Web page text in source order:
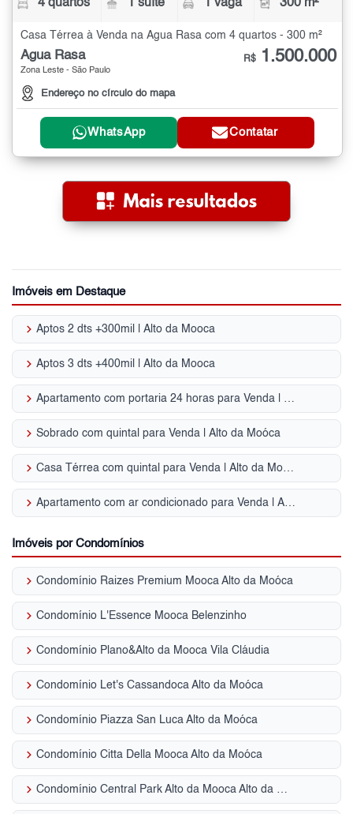
4 quartos 1 suíte 1 vaga 300 m²
Casa Térrea à Venda na Água Rasa com 4 quartos - 300 m²
Água Rasa
Zona Leste - São Paulo
Endereço no círculo do mapa
R$ 1.500.000
WhatsApp Contatar
Imóveis em Destaque
keyboard_arrow_right Aptos 2 dts +300mil | Alto da Mooca
keyboard_arrow_right Aptos 3 dts +400mil | Alto da Mooca
keyboard_arrow_right Apartamento com portaria 24 horas para Venda | Alto da Moóca
keyboard_arrow_right Sobrado com quintal para Venda | Alto da Moóca
keyboard_arrow_right Casa Térrea com quintal para Venda | Alto da Moóca
keyboard_arrow_right Apartamento com ar condicionado para Venda | Alto da Moóca
Imóveis por Condomínios
keyboard_arrow_right Condomínio Raizes Premium Mooca Alto da Moóca
keyboard_arrow_right Condomínio L'Essence Mooca Belenzinho
keyboard_arrow_right Condomínio Plano&Alto da Mooca Vila Cláudia
keyboard_arrow_right Condomínio Let's Cassandoca Alto da Moóca
keyboard_arrow_right Condomínio Piazza San Luca Alto da Moóca
keyboard_arrow_right Condomínio Citta Della Mooca Alto da Moóca
keyboard_arrow_right Condomínio Central Park Alto da Mooca Alto da Moóca